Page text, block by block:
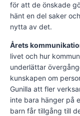
för att de önskade
hänt en del saker
nytta av det.
Årets
livet och hur
underlättar
kunskapen om
Gunilla att fler
inte bara hänger på
barn får tillgång till